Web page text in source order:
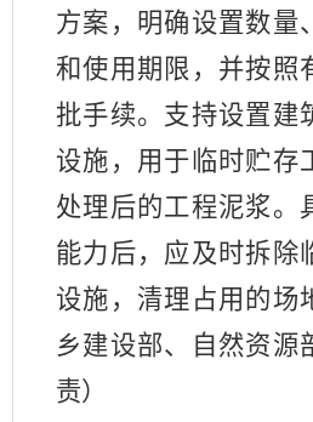
方案，明确设置数量
和使用期限，并按照
批手续。支持设置建
设施，用于临时贮存
处理后的工程泥浆。
能力后，应及时拆除
设施，清理占用的场
乡建设部、自然资源
责）